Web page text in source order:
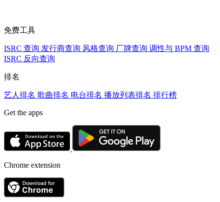
免费工具
ISRC 查询 发行商查询 风格查询 厂牌查询 调性与 BPM 查询
ISRC 反向查询
排名
艺人排名 歌曲排名 电台排名 播放列表排名 排行榜
Get the apps
Chrome extension